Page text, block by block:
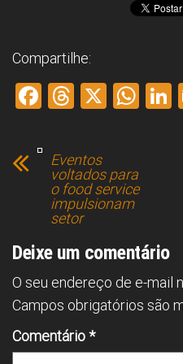
Compartilhe:
F
ce
b
o
ok
T
e
a
d
s
X
W
A
p
Eventos
voltados para
o food service
impulsionam
setor
Deixe um comentário
O seu endereço de e-mail
Campos obrigatórios são
Comentário*